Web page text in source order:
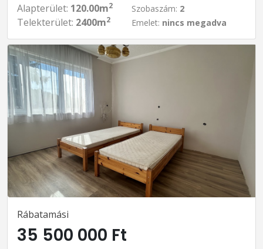
Alapterület: 120.00m2
Telekterület: 2400m2
Szobaszám: 2
Emelet: nincs megadva
Rábatamási
35 500 000 Ft